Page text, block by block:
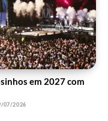
em 2027 com
07/2026